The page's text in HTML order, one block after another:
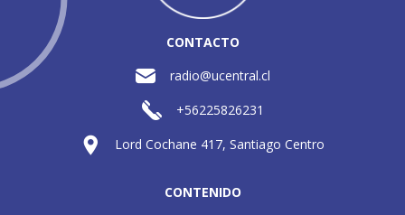
CONTACTO
radio@ucentral.cl
+56225826231
Lord Cochane 417, Santiago Centro
CONTENIDO